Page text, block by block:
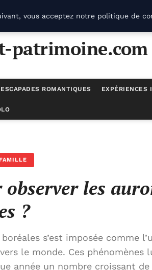
patrimoine.com
ESCAPADES ROMANTIQUES EXPÉRIENCES
boréales ?
les
?
s’est imposée comme
le monde. Ces phénomènes
année un nombre croissant de
vous acceptez notre politique de